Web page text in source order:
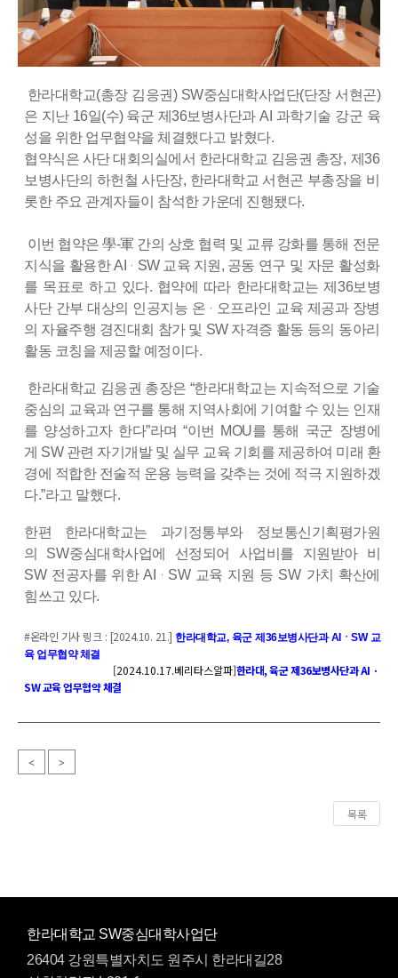
한라대학교(총장 김응권) SW중심대학사업단(단장 서현곤)
은 지난 16일(수) 육군 제 36보병사단과 AI 과학기술 강군 육
성을 위한 업무협약을 체결했다고 밝혔다.
협약식은 사단 대회의실에서 한라대학교 김응권 총장, 제 36
보병사단의 하헌철 사단장, 한라대학교 서현곤 부총장을 비
롯한 주요 관계자들이 참석한 가운데 진행됐다.
이번 협약은 學-軍 간의 상호 협력 및 교류 강화를 통해 전문
지식을 활용한AI ㆍ SW 교육 지원, 공동 연구 및 자문 활성화
를 목표로 하고 있다. 협약에 따라 한라대학교는 제 36보병
사단 간부 대상의 인공지능 온 ㆍ 오프라인 교육 제공과 장병
의 자율주행 경진대회 참가 및 SW 자격증 활동 등의 동아리
활동 코칭을 제공할 예정이다.
한라대학교 김응권 총장은 “한라대학교는 지속적으로 기술
중심의 교육과 연구를 통해 지역사회에 기여할 수 있는 인재
를 양성하고자 한다”라며 “이번 MOU를 통해 국군 장병에
게 SW 관련 자기개발 및 실무 교육 기회를 제공하여 미래 환
경에 적합한 전술적 운용 능력을 갖추는 것에 적극 지원하겠
다.”라고 말했다.
한편 한라대학교는 과기정통부와 정보통신기획평가원
의 SW중심대학사업에 선정되어 사업비를 지원받아 비
SW 전공자를 위한 AI ㆍ SW 교육 지원 등 SW 가치 확산에
힘쓰고 있다.
#온라인 기사 링크 : [2024.10. 21.] 한라대학교, 육군 제36보병사단과 AIㆍSW 교
육 업무협약 체결
[2024.10.17.베리타스알파]한라대, 육군 제36보병사단과 AIㆍ
SW 교육 업무협약 체결
< >
목록
한라대학교 SW중심대학사업단
26404 강원특별자치도 원주시 한라대길28